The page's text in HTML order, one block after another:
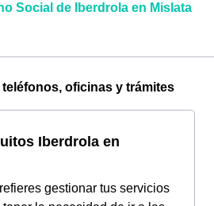
Social de Iberdrola en Mislata
teléfonos, oficinas y trámites
Iberdrola en
gestionar tus servicios